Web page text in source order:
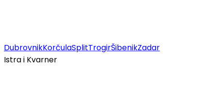
DubrovnikKorčulaSplitTrogirŠibenikZadar
Istra i Kvarner